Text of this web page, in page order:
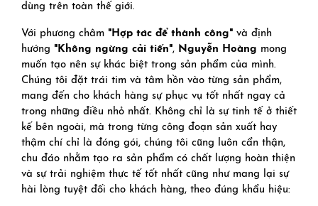
dùng trên toàn thế giới.
Với phương châm "Hợp tác để thành công" và định
hướng "Không ngừng cải tiến", Nguyễn Hoàng mong
muốn tạo nên sự khác biệt trong sản phẩm của mình.
Chúng tôi đặt trái tim và tâm hồn vào từng sản phẩm,
mang đến cho khách hàng sự phục vụ tốt nhất ngay cả
trong những điều nhỏ nhất. Không chỉ là sự tinh tế ở thiết
kế bên ngoài, mà trong từng công đoạn sản xuất hay
thậm chí chỉ là đóng gói, chúng tôi cũng luôn cẩn thận,
chu đáo nhằm tạo ra sản phẩm có chất lượng hoàn thiện
và sự trải nghiệm thực tế tốt nhất cũng như mang lại sự
hài lòng tuyệt đối cho khách hàng, theo đúng khẩu hiệu: